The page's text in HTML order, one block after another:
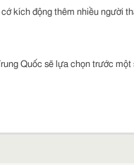
kích động thêm nhiều người
Quốc sẽ lựa chọn trước